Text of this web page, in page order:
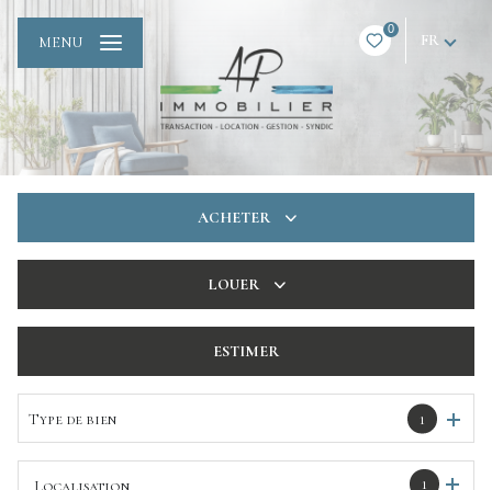
0
FR
MENU
ACHETER
LOUER
ESTIMER
Type de bien 1
1
Localisation